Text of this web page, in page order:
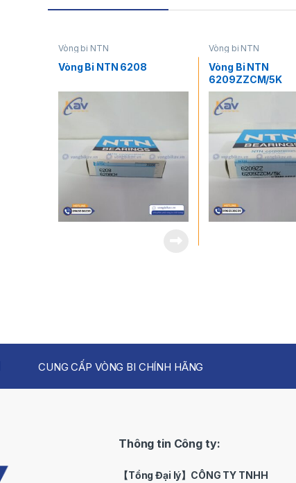
Vòng bi NTN
Vòng Bi NTN 6208
Vòng bi NTN
Vòng Bi NTN
6209ZZCM/5K
CUNG CẤP VÒNG BI CHÍNH HÃNG
Thông tin Công ty:
【Tổng Đại lý】CÔNG TY TNHH